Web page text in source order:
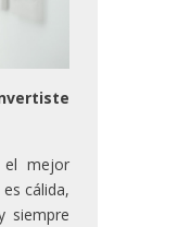
el mejor
cálida,
siempre